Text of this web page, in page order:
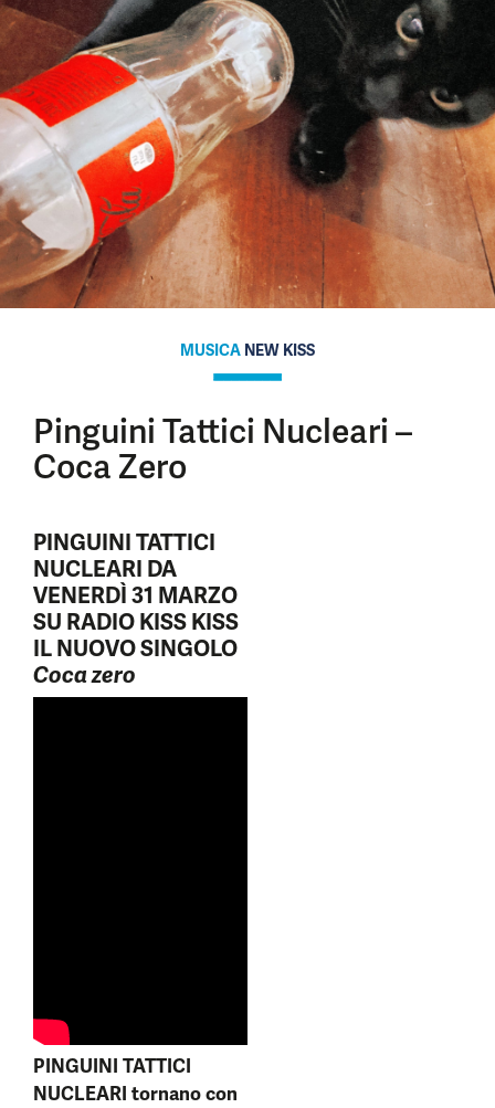
MUSICA NEW KISS
Pinguini Tattici Nucleari –
Coca Zero
PINGUINI TATTICI
NUCLEARI DA
VENERDÌ 31 MARZO
SU RADIO KISS KISS
IL NUOVO SINGOLO
Coca zero
PINGUINI TATTICI
NUCLEARI tornano con